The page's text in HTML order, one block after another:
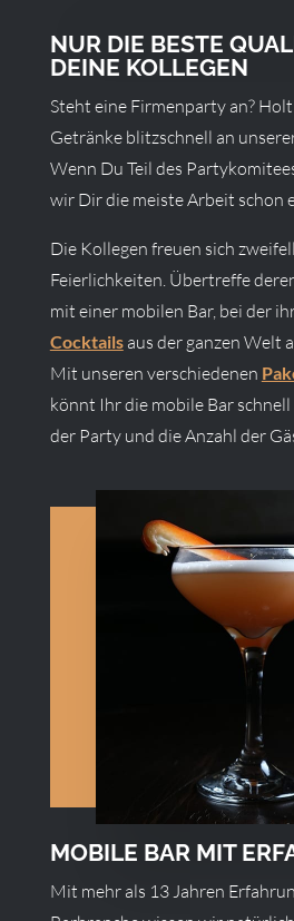
NUR DIE BESTE
DEINE KOLLEGEN
Steht eine Firmenparty an?
Getränke blitzschnell an
Wenn Du Teil des
wir Dir die meiste Arbeit schon
Die Kollegen freuen sich
Feierlichkeiten. Übertreffe
mit einer mobilen Bar, bei der
Cocktailsaus der ganzen Welt
Mit unseren verschiedenen
könnt Ihr die mobile Bar schnell
der Party und die Anzahl der
MOBILE BAR MIT
Mit mehr als 13 Jahren